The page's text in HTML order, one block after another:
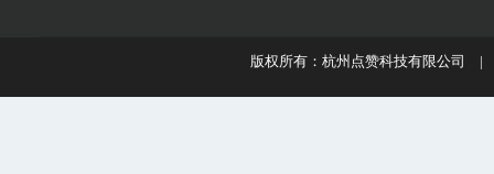
版权所有：杭州点赞科技有限公司